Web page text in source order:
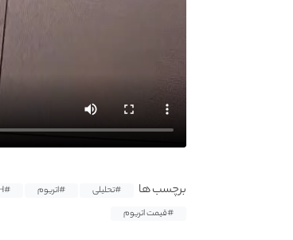
برچسب ها #تحلیلی #اتریوم #ETH
#قیمت اتریوم